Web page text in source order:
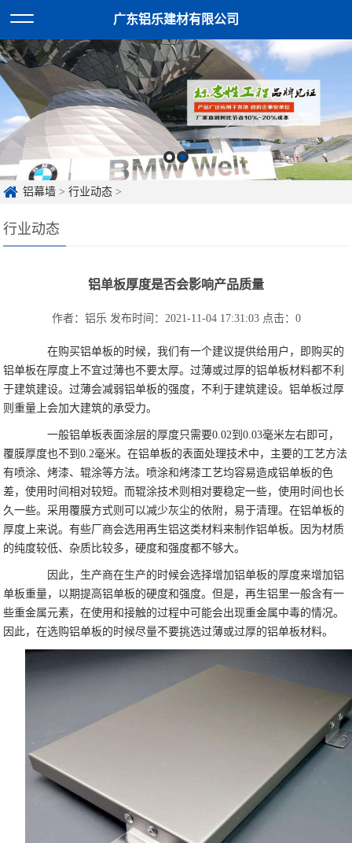
广东铝乐建材有限公司
铝幕墙 >行业动态 >
行业动态
铝单板厚度是否会影响产品质量
作者：铝乐 发布时间：2021-11-04 17:31:03 点击： 0
在购买铝单板的时候，我们有一个建议提供给用户，即购买的
铝单板在厚度上不宜过薄也不要太厚。过薄或过厚的铝单板材料都不利
于建筑建设。过薄会减弱铝单板的强度，不利于建筑建设。铝单板过厚
则重量上会加大建筑的承受力。
一般铝单板表面涂层的厚度只需要0.02到0.03毫米左右即可，
覆膜厚度也不到0.2毫米。在铝单板的表面处理技术中，主要的工艺方法
有喷涂、烤漆、辊涂等方法。喷涂和烤漆工艺均容易造成铝单板的色
差，使用时间相对较短。而辊涂技术则相对要稳定一些，使用时间也长
久一些。采用覆膜方式则可以减少灰尘的依附，易于清理。在铝单板的
厚度上来说。有些厂商会选用再生铝这类材料来制作铝单板。因为材质
的纯度较低、杂质比较多，硬度和强度都不够大。
因此，生产商在生产的时候会选择增加铝单板的厚度来增加铝
单板重量，以期提高铝单板的硬度和强度。但是，再生铝里一般含有一
些重金属元素，在使用和接触的过程中可能会出现重金属中毒的情况。
因此，在选购铝单板的时候尽量不要挑选过薄或过厚的铝单板材料。